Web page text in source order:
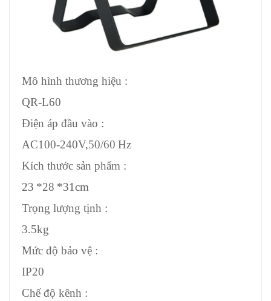
Mô hình thương hiệu :
QR-L60
Điện áp đầu vào :
AC100-240V,50/60 Hz
Kích thước sản phẩm :
23 *28 *31cm
Trọng lượng tịnh :
3.5kg
Mức độ bảo vệ :
IP20
Chế độ kênh :